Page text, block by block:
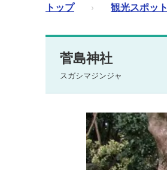
トップ › 観光スポット
菅島神社
スガシマジンジャ